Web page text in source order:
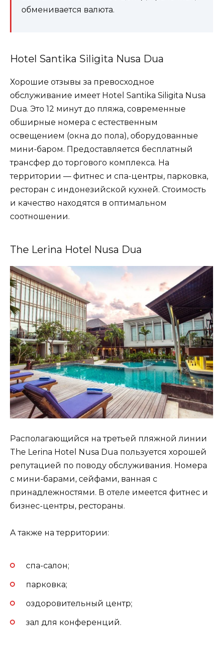
обменивается валюта.
Hotel Santika Siligita Nusa Dua
Хорошие отзывы за превосходное
обслуживание имеет Hotel Santika Siligita Nusa
Dua. Это 12 минут до пляжа, современные
обширные номера с естественным
освещением (окна до пола), оборудованные
мини-баром. Предоставляется бесплатный
трансфер до торгового комплекса. На
территории — фитнес и спа-центры, парковка,
ресторан с индонезийской кухней. Стоимость
и качество находятся в оптимальном
соотношении.
The Lerina Hotel Nusa Dua
Располагающийся на третьей пляжной линии
The Lerina Hotel Nusa Dua пользуется хорошей
репутацией по поводу обслуживания. Номера
с мини-барами, сейфами, ванная с
принадлежностями. В отеле имеется фитнес и
бизнес-центры, рестораны.
А также на территории:
спа-салон;
парковка;
оздоровительный центр;
зал для конференций.